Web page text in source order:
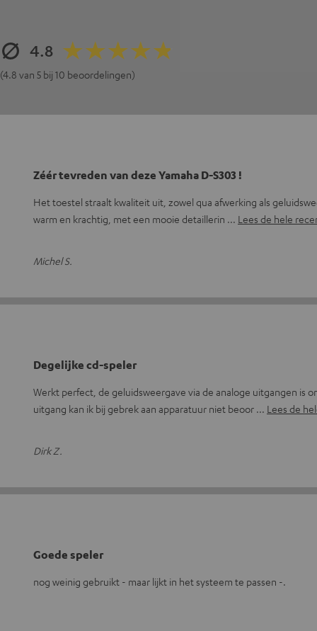
4.8
(4.8 van 5 bij 10 beoordelingen)
Zéér tevreden van deze Yamaha D-S303 !
Het toestel straalt kwaliteit uit, zowel qua afwerking als
warm en krachtig, met een mooie detaillerin
Lees de hele
Michel S.
Degelijke cd-speler
Werkt perfect, de geluidsweergave via de analoge uitgangen is
uitgang kan ik bij gebrek aan apparatuur niet beoor
Lees de
Dirk Z.
Goede speler
nog weinig gebruikt - maar lijkt in het systeem te passen -.